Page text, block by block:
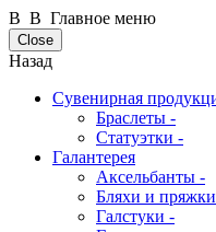
В В Главное меню
Close
Назад
Сувенирная
Браслеты -
Статуэтки -
Галантерея
Аксельбанты -
Бляхи и
Галстуки -